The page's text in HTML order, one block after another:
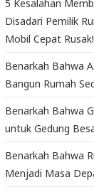
5 Kesalahan
Disadari Pemilik
Mobil Cepat Rusak!
Benarkah Bahwa
Bangun Rumah
Benarkah Bahwa
untuk Gedung
Benarkah Bahwa
Menjadi Masa